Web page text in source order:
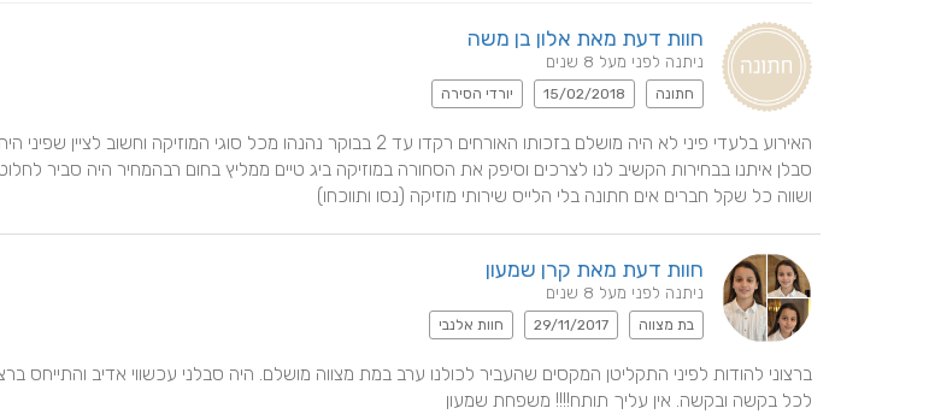
חוות דעת מאת אלון בן משה
ניתנה לפני מעל 8 שנים
חתונה 15/02/2018 יורדי הסירה
ושווה כל שקל חברים אים חתונה בלי הלייס שירותי מוזיקה (נסו ותווכחו)
חוות דעת מאת קרן שמעון
ניתנה לפני מעל 8 שנים
בת מצווה 29/11/2017 חוות אלנבי
לכל בקשה ובקשה. אין עליך תותח!!!! משפחת שמעון